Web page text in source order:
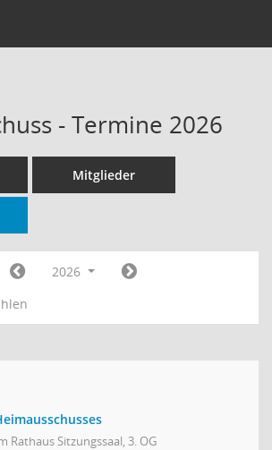
- Termine 2026
Mitglieder
2026
Rathaus Sitzungssaal, 3. OG